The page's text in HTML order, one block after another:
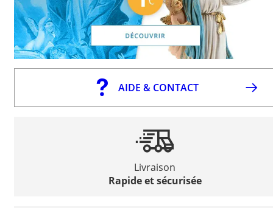
AIDE & CONTACT
Livraison
Rapide et sécurisée